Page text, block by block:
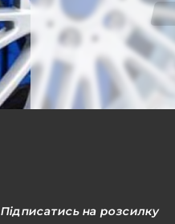
Підписатись на розсилку